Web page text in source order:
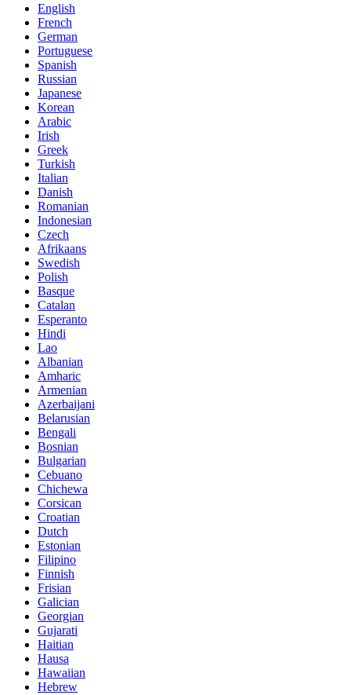
English
French
German
Portuguese
Spanish
Russian
Japanese
Korean
Arabic
Irish
Greek
Turkish
Italian
Danish
Romanian
Indonesian
Czech
Afrikaans
Swedish
Polish
Basque
Catalan
Esperanto
Hindi
Lao
Albanian
Amharic
Armenian
Azerbaijani
Belarusian
Bengali
Bosnian
Bulgarian
Cebuano
Chichewa
Corsican
Croatian
Dutch
Estonian
Filipino
Finnish
Frisian
Galician
Georgian
Gujarati
Haitian
Hausa
Hawaiian
Hebrew